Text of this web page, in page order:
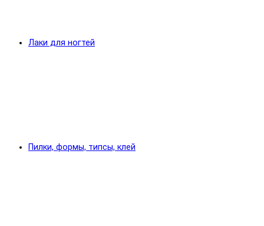
Лаки для ногтей
Пилки, формы, типсы, клей